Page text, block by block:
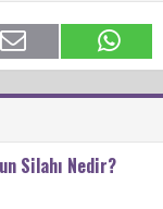
Silahı Nedir?